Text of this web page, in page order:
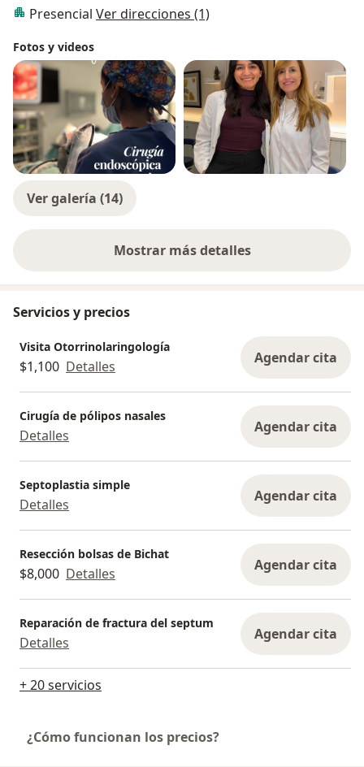
Presencial Ver direcciones (1)
Fotos y videos
Ver galería (14)
Mostrar más detalles
sobre la experiencia
Servicios y precios
Visita Otorrinolaringología
$1,100 Detalles Agendar cita
Cirugía de pólipos nasales
Detalles Agendar cita
Septoplastia simple
Detalles Agendar cita
Resección bolsas de Bichat
$8,000 Detalles Agendar cita
Reparación de fractura del septum
Detalles Agendar cita
+ 20 servicios
¿Cómo funcionan los precios?